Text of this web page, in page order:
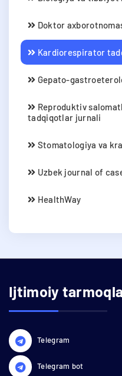
Doktor
Kardiorespirator
Gepato-
Reproduktiv
tadqiqotlar jurnali
Stomatologiya va
Uzbek journal of
HealthWay
Ijtimoiy
Telegram
Telegram bot